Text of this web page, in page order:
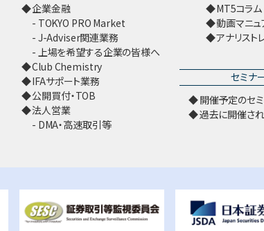
企業金融
TOKYO PRO Market
J-Adviser関連業務
上場を希望する企業の皆様へ
Club Chemistry
IFAサポート業務
公開買付・TOB
法人営業
DMA・高速取引等
MT5コラム
動画マニュ
アナリスト
セミナ
開催予定のセ
過去に開催さ